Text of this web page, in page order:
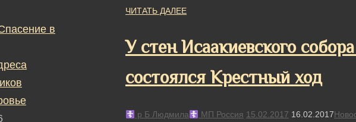
ЧИТАТЬ ДАЛЕЕ
У стен Исаакиевского
состоялся Крестный ход
р Б Людмила МП Россия 15.02.2017 16.02.2017
в